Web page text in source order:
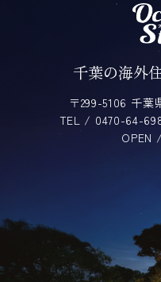
千葉の海外
〒299-5106 千葉
TEL / 0470-64-
OPEN